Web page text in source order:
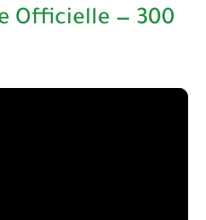
Officielle — 300